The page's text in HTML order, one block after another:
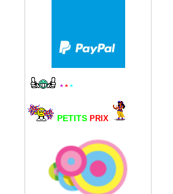
* * *
PETITS PRIX